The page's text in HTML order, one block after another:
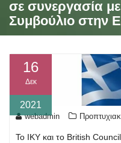
σε συνεργασία
Συμβούλιο στην
16
Δεκ
2021
webadmin
Το ΙΚΥ και το British